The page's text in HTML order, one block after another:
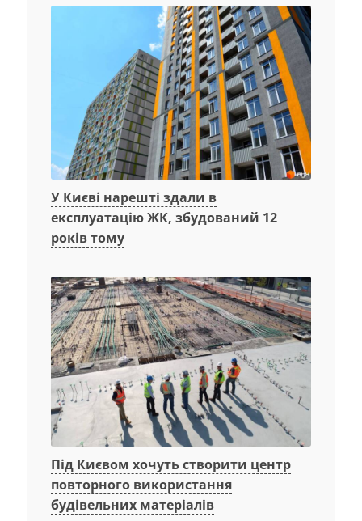
У Києві нарешті здали в
експлуатацію ЖК, збудований 12
років тому
Під Києвом хочуть створити центр
повторного використання
будівельних матеріалів